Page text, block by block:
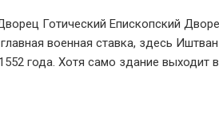
Готический Епископский
военная ставка, здесь
года. Хотя само здание выходит